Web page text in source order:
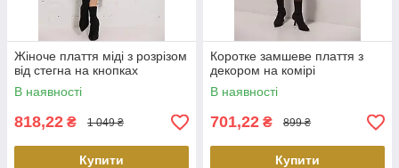
Жіноче плаття міді з розрізом
від стегна на кнопках
В наявності
818,22 ₴ 1 049 ₴
Купити
Коротке замшеве плаття з
декором на комірі
В наявності
701,22 ₴ 899 ₴
Купити